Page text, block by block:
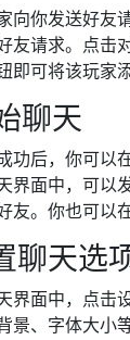
向你发送好友
友请求。点击
即可将该玩家
聊天
功后，你可以
界面中，可以
友。你也可以
聊天选
界面中，点击
景、字体大小